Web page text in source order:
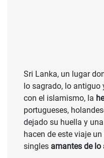
Sri Lanka, un lugar
lo sagrado, lo antiguo
con el islamismo, la
portugueses,
dejado su huella y una
hacen de este viaje
singles amantes de lo